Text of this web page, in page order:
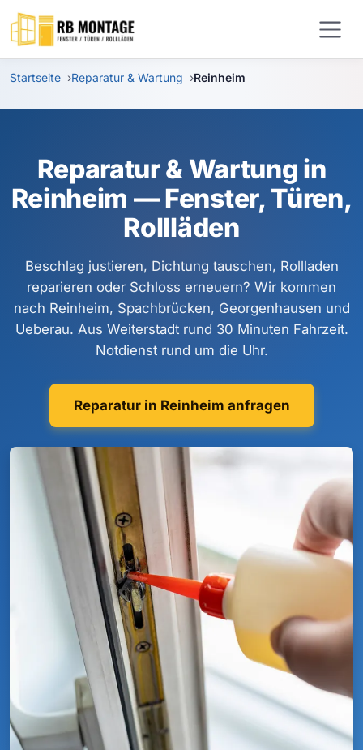
Zum Hauptinhalt springen
Startseite Reparatur & Wartung Reinheim
Reparatur & Wartung in
Reinheim — Fenster, Türen,
Rollläden
Beschlag justieren, Dichtung tauschen, Rollladen
reparieren oder Schloss erneuern? Wir kommen
nach Reinheim, Spachbrücken, Georgenhausen und
Ueberau. Aus Weiterstadt rund 30 Minuten Fahrzeit.
Notdienst rund um die Uhr.
Reparatur in Reinheim anfragen